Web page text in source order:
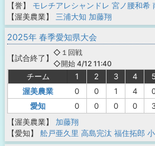
【誉】
モレチアレシャンドレ 宮ノ腰和希
【渥美農業】
三浦大知 加藤翔
2025年 春季愛知県大会
【試合終了 】
◇１回戦
◇開始 4/12 11:40
チーム 1 2 3 4 5
渥美農業
0 0 1 4
愛知
0 0 0 0
【渥美農業】
加藤翔
【愛知】
舩戸亜久里 高島完汰 福住拓郎